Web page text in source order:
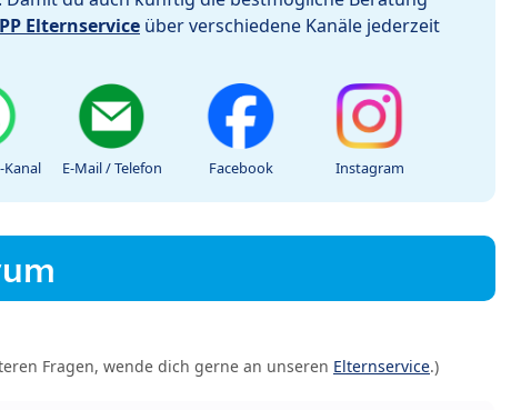
Elternservice über verschiedene Kanäle jederzeit
E-Mail / Telefon Facebook Instagram
Fragen, wende dich gerne an unseren Elternservice.)